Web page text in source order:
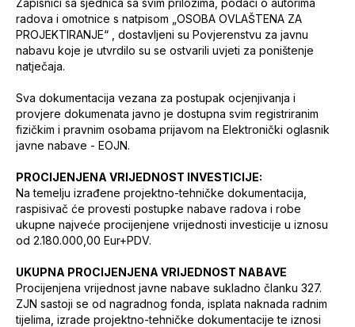
Zapisnici sa sjednica sa svim prilozima, podaci o autorima
radova i omotnice s natpisom „OSOBA OVLAŠTENA ZA
PROJEKTIRANJE“ , dostavljeni su Povjerenstvu za javnu
nabavu koje je utvrdilo su se ostvarili uvjeti za poništenje
natječaja.
Sva dokumentacija vezana za postupak ocjenjivanja i
provjere dokumenata javno je dostupna svim registriranim
fizičkim i pravnim osobama prijavom na Elektronički oglasnik
javne nabave - EOJN.
PROCIJENJENA VRIJEDNOST INVESTICIJE:
Na temelju izrađene projektno-tehničke dokumentacija,
raspisivač će provesti postupke nabave radova i robe
ukupne najveće procijenjene vrijednosti investicije u iznosu
od 2.180.000,00 Eur+PDV.
UKUPNA PROCIJENJENA VRIJEDNOST NABAVE
Procijenjena vrijednost javne nabave sukladno članku 327.
ZJN sastoji se od nagradnog fonda, isplata naknada radnim
tijelima, izrade projektno-tehničke dokumentacije te iznosi